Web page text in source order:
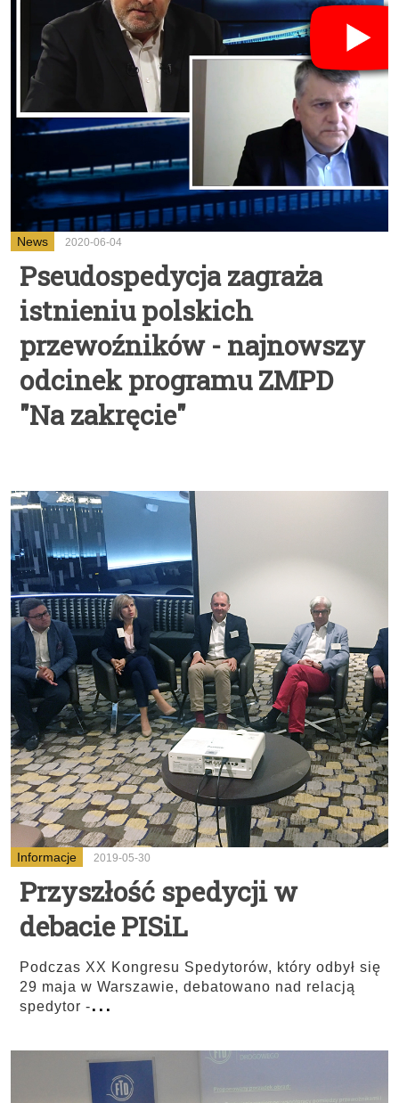
News 2020-06-04
Pseudospedycja zagraża
istnieniu polskich
przewoźników - najnowszy
odcinek programu ZMPD
"Na zakręcie"
Informacje 2019-05-30
Przyszłość spedycji w
debacie PISiL
Podczas XX Kongresu Spedytorów, który odbył się
29 maja w Warszawie, debatowano nad relacją
spedytor -...